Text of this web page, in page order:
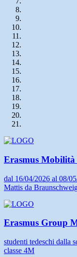
Erasmus Mobilità
dal 16/04/2026 al 08/
Mattis da
Erasmus Group
studenti tedeschi dalla
classe 4M